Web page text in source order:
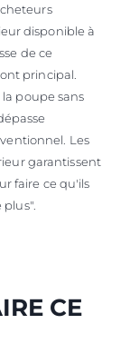
disponible à
de ce
principal.
poupe sans
Les
garantissent
faire ce qu'ils
CE